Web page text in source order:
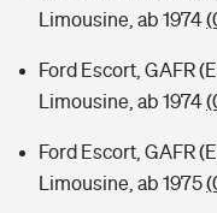
Limousine, ab 1974
Ford Escort, GAFR
Limousine, ab 1974
Ford Escort, GAFR
Limousine, ab 1975